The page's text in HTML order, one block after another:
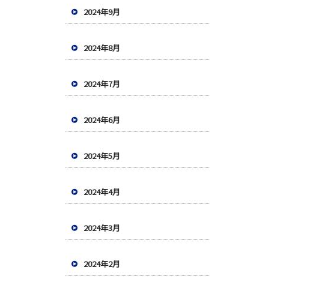
2024年9月
2024年8月
2024年7月
2024年6月
2024年5月
2024年4月
2024年3月
2024年2月